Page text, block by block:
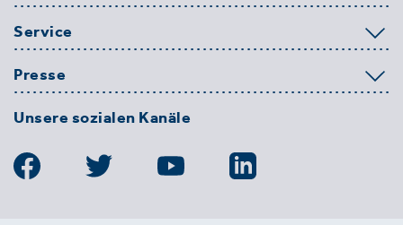
Service
Presse
Unsere sozialen Kanäle